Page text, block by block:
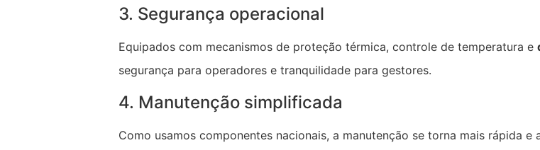
3. Segurança operacional
Equipados com mecanismos de proteção térmica, controle de temperatura e
segurança para operadores e tranquilidade para gestores.
4. Manutenção simplificada
Como usamos componentes nacionais, a manutenção se torna mais rápida